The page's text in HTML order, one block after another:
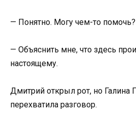
— Понятно. Могу чем-то помочь?
— Объяснить мне, что здесь
настоящему.
Дмитрий открыл рот, но Галина
перехватила разговор.